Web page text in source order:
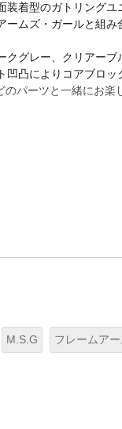
装着型のガトリング
ームズ・ガールと組
グレー、クリアーブ
凹凸によりコアブロ
パーツと一緒にお楽
M.S.G フレームア